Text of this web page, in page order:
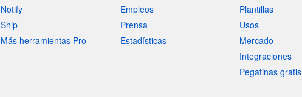
Notify
Ship
Más herramientas Pro
Empleos
Prensa
Estadísticas
Plantillas
Usos
Mercado
Integraciones
Pegatinas gratis